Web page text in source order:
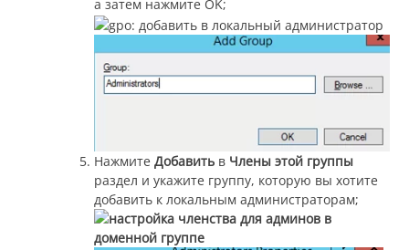
а затем нажмите OK;
Нажмите Добавить в Члены этой группы
раздел и укажите группу, которую вы хотите
добавить к локальным администраторам;